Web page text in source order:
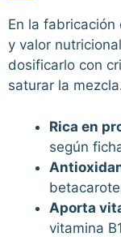
En la
y valor
dosificarlo con
saturar la
Rica en
según
Aporta
vitamina